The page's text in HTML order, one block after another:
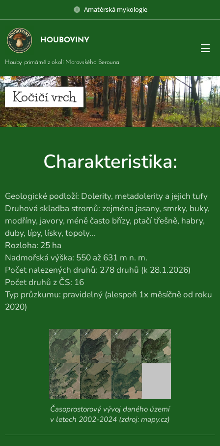
Amatérská mykologie
HOUBOVINY
Houby primárně z okolí Moravského Berouna
Kočičí vrch
Charakteristika:
Geologické podloží: Dolerity, metadolerity a jejich tufy
Druhová skladba stromů: zejména jasany, smrky, buky,
modříny, javory, méně často břízy, ptačí třešně, habry,
duby, lípy, lísky, topoly...
Rozloha: 25 ha
Nadmořská výška: 550 až 631 m n. m.
Počet nalezených druhů: 278 druhů (k 28.1.2026)
Počet druhů z ČS: 16
Typ průzkumu: pravidelný (alespoň 1x měsíčně od roku
2020)
Časoprostorový vývoj daného území
v letech 2002-2024 (zdroj: mapy.cz)